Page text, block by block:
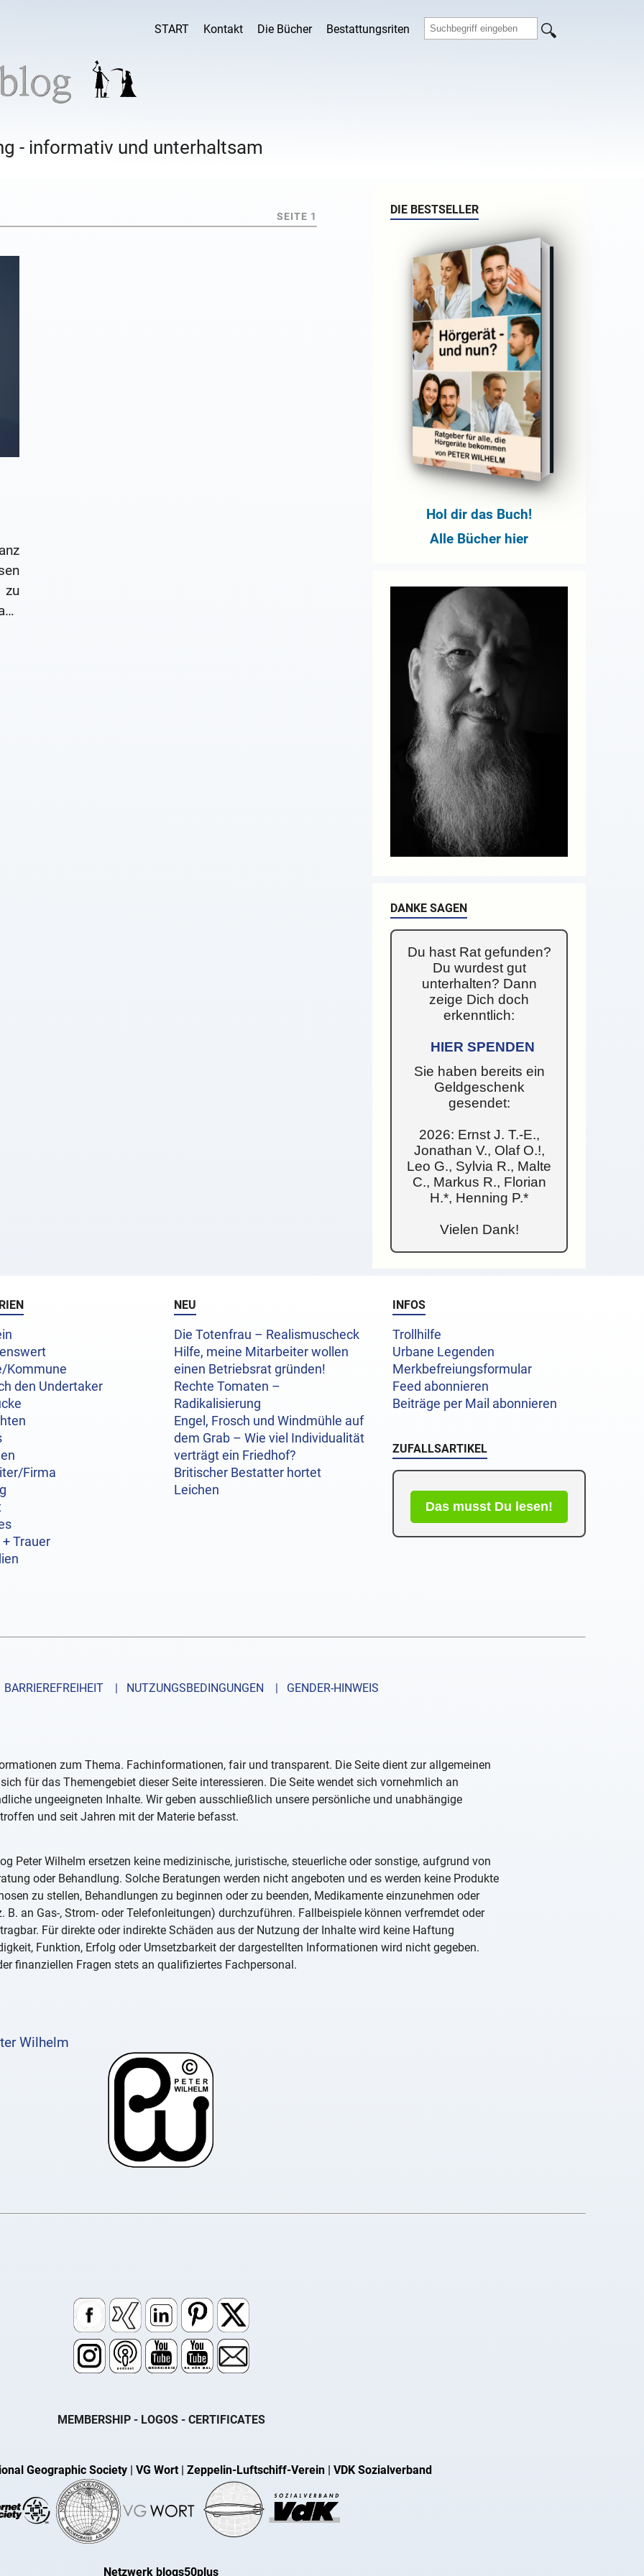
START Kontakt Die Bücher Bestattungsriten
- informativ und unterhaltsam
SEITE 1
zu
DIE BESTSELLER
Hol dir das Buch!
Alle Bücher hier
DANKE SAGEN
Du hast Rat gefunden?
Du wurdest gut
unterhalten? Dann
zeige Dich doch
erkenntlich:
HIER SPENDEN
Sie haben bereits ein
Geldgeschenk
gesendet:
2026: Ernst J. T.-E.,
Jonathan V., Olaf O.!,
Leo G., Sylvia R., Malte
C., Markus R., Florian
H.*, Henning P.*
Vielen Dank!
Kommune
den Undertaker
Firma
Trauer
NEU
Die Totenfrau – Realismuscheck
Hilfe, meine Mitarbeiter wollen
einen Betriebsrat gründen!
Rechte Tomaten –
Radikalisierung
Engel, Frosch und Windmühle auf
dem Grab – Wie viel Individualität
verträgt ein Friedhof?
Britischer Bestatter hortet
Leichen
INFOS
Trollhilfe
Urbane Legenden
Merkbefreiungsformular
Feed abonnieren
Beiträge per Mail abonnieren
ZUFALLSARTIKEL
Das musst Du lesen!
| NUTZUNGSBEDINGUNGEN | GENDER-HINWEIS
zum Thema. Fachinformationen, fair und transparent. Die Seite dient zur allgemeinen
für das Themengebiet dieser Seite interessieren. Die Seite wendet sich vornehmlich an
ungeeigneten Inhalte. Wir geben ausschließlich unsere persönliche und unabhängige
und seit Jahren mit der Materie befasst.
Peter Wilhelm ersetzen keine medizinische, juristische, steuerliche oder sonstige, aufgrund von
oder Behandlung. Solche Beratungen werden nicht angeboten und es werden keine Produkte
zu stellen, Behandlungen zu beginnen oder zu beenden, Medikamente einzunehmen oder
an Gas-, Strom- oder Telefonleitungen) durchzuführen. Fallbeispiele können verfremdet oder
Für direkte oder indirekte Schäden aus der Nutzung der Inhalte wird keine Haftung
Funktion, Erfolg oder Umsetzbarkeit der dargestellten Informationen wird nicht gegeben.
finanziellen Fragen stets an qualifiziertes Fachpersonal.
Wilhelm
MEMBERSHIP - LOGOS - CERTIFICATES
Geographic Society | VG Wort| Zeppelin-Luftschiff-Verein | VDK Sozialverband
Netzwerk blogs50plus